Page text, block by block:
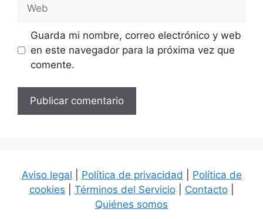
Guarda mi nombre, correo electrónico y web
en este navegador para la próxima vez que
comente.
Aviso legal Política de privacidad
Política de
cookies
Términos del Servicio| Contacto|
Quiénes somos